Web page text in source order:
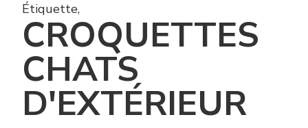
Étiquette,
CROQUETTES
CHATS
D'EXTÉRIEUR